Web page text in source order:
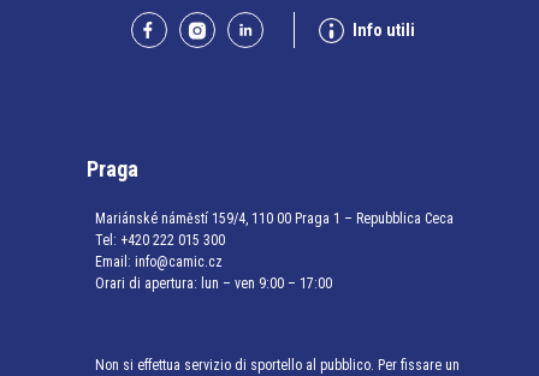
Info utili
Praga
Mariánské náměstí 159/4, 110 00 Praga 1 – Repubblica Ceca
Tel: +420 222 015 300
Email: info@camic.cz
Orari di apertura: lun – ven 9:00 – 17:00
Non si effettua servizio di sportello al pubblico. Per fissare un